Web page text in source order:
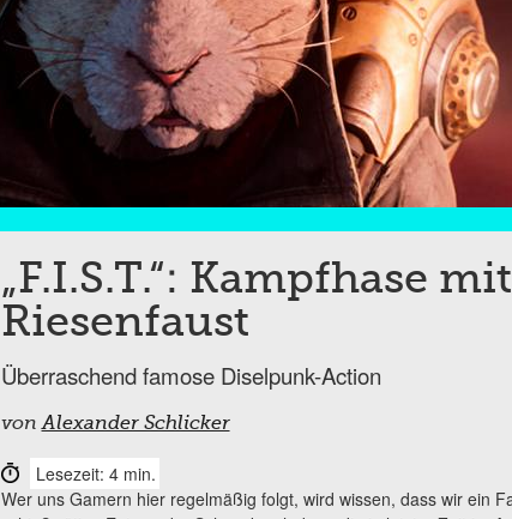
„F.I.S.T.“: Kampfhase mit
Riesenfaust
Überraschend famose Diselpunk-Action
vonAlexander Schlicker
Lesezeit: 4 min.
Wer uns Gamern hier regelmäßig folgt, wird wissen, dass wir ein